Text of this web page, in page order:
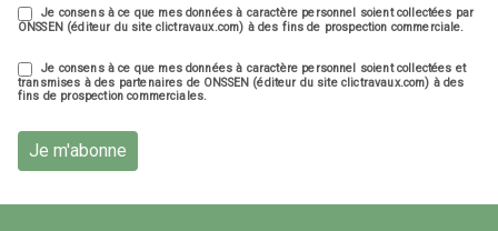
Je consens à ce que mes données à caractère personnel soient collectées par
ONSSEN (éditeur du site clictravaux.com) à des fins de prospection commerciale.
Je consens à ce que mes données à caractère personnel soient collectées et
transmises à des partenaires de ONSSEN (éditeur du site clictravaux.com) à des
fins de prospection commerciales.
Je m'abonne